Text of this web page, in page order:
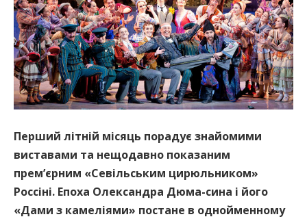
Перший літній місяць порадує знайомими
виставами та нещодавно показаним
прем’єрним «Севільським цирюльником»
Россіні. Епоха Олександра Дюма-сина і його
«Дами з камеліями» постане в однойменному